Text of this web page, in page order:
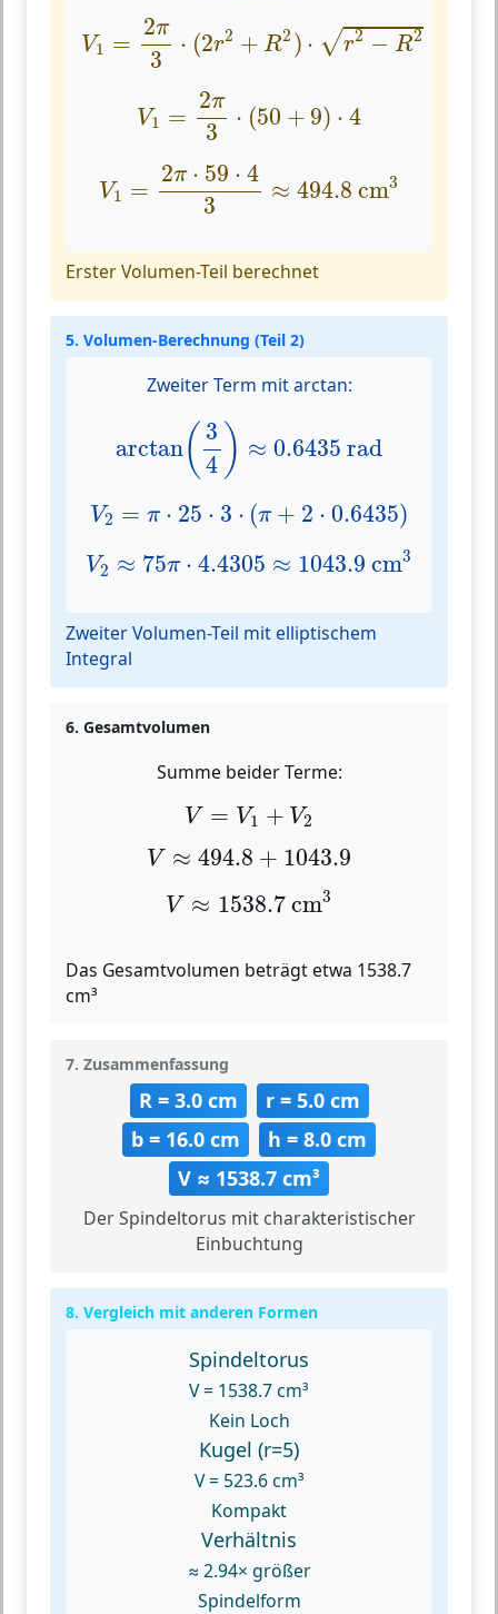
V1 =
2π
3
⋅ (2r2 + R2 ) ⋅ √r2 − R2
1=2
V1 =
2π
3
⋅ (50 + 9) ⋅ 4
2π
V1 =
2π ⋅ 59 ⋅ 4
3
≈ 494.8 cm3
2π⋅ 59⋅4 3≈
Erster Volumen-Teil berechnet
5. Volumen-Berechnung (Teil 2)
Zweiter Term mit arctan:
arctan( 3
4 ) ≈ 0.6435 rad
arctan( 3 4)
V2 = π ⋅ 25 ⋅ 3 ⋅ (π + 2 ⋅ 0.6435)
⋅25 3 π 2 0.6435)
V2 ≈ 75π ⋅ 4.4305 ≈ 1043.9 cm3
V 75 4.4305≈ 1043.9 cm
Zweiter Volumen-Teil mit elliptischem
Integral
6. Gesamtvolumen
Summe beider Terme:
V = V1 + V2
V V1 V 2
V ≈ 494.8 + 1043.9
V≈ 494.8+ 1043.9
V ≈ 1538.7 cm3
V 1538.7 cm 3
Das Gesamtvolumen beträgt etwa 1538.7
cm³
7. Zusammenfassung
R = 3.0 cm
r = 5.0 cm
b = 16.0 cm
h = 8.0 cm
V ≈ 1538.7 cm³
Der Spindeltorus mit charakteristischer
Einbuchtung
8. Vergleich mit anderen Formen
Spindeltorus
V = 1538.7 cm³
Kein Loch
Kugel (r=5)
V = 523.6 cm³
Kompakt
Verhältnis
≈ 2.94× größer
Spindelform